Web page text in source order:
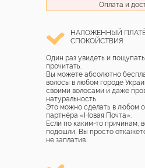
Оплата и
НАЛОЖЕННЫЙ
СПОКОЙСТВИЯ
Один раз увидеть и
прочитать.
Вы можете абсолютно
волосы в любом городе
своими волосами и даже
натуральность.
Это можно сделать в любом
партнёра «Новая Почта».
Если по каким-то причинам,
подошли, Вы просто
не заплатив.